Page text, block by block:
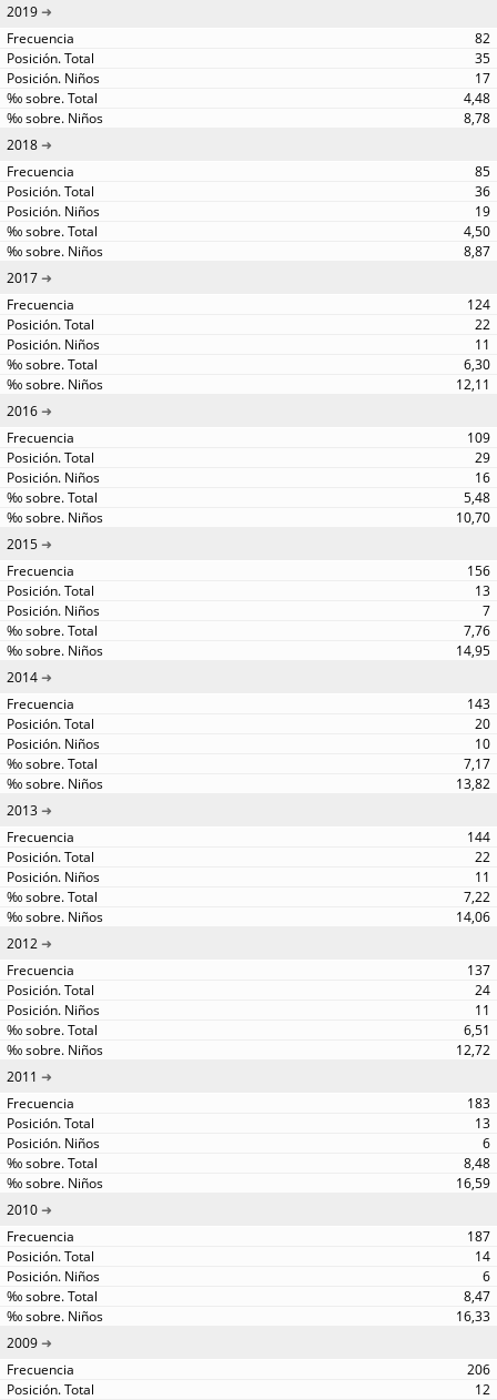
2019
82
35
17
4,48
8,78
2018
85
36
19
4,50
8,87
2017
124
22
11
6,30
12,11
2016
109
29
16
5,48
10,70
2015
156
13
7
7,76
14,95
2014
143
20
10
7,17
13,82
2013
144
22
11
7,22
14,06
2012
137
24
11
6,51
12,72
2011
183
13
6
8,48
16,59
2010
187
14
6
8,47
16,33
2009
206
12